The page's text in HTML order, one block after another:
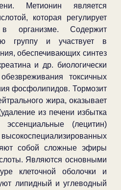
Метионин является
которая регулирует
организме. Содержит
группу и участвует в
обеспечивающих синтез
и др. биологически
токсичных
фосфолипидов. Тормозит
жира, оказывает
из печени избытка
(лецитин)
собой сложные эфиры
Являются основными
клеточной оболочки и
липидный и углеводный